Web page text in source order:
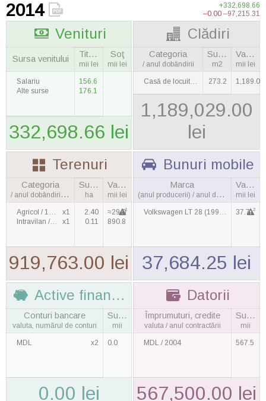
2014
+332,698.66
–0.00 –97,215.31
Venituri
Sursa venitului Titulara
mii lei
Soţ
mii lei
Salariu
Alte surse
156.6
176.1
332,698.66 lei
Clădiri
Categoria
/ anul dobândirii
Suprafaţa
m2
Valoarea
mii lei
Casă de locuit / 2007 273.2 1,189.0
1,189,029.00
lei
Terenuri
Categoria
/ anul dobândirii, cantitatea
Suprafaţa
ha
Valoarea
mii lei
Agricol / 1998
x1
Intravilan / 2003
x1
2.40
0.11
≈29.01
890.8
919,763.00 lei
Bunuri mobile
Marca
(anul producerii) / anul dobândirii
Valoarea
mii lei
Volkswagen LT 28 (1999) / 2011 37.7 2
37,684.25 lei
Active financiare
Conturi bancare
valuta, numărul de conturi
Suma
mii
MDL x2 0.0
0.00 lei
Datorii
Împrumuturi, credite
valuta / anul contractării
Suma
mii
MDL / 2004 567.5
567,500.00 lei